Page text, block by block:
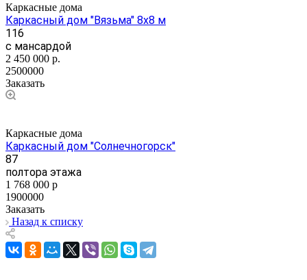
Каркасные дома
Каркасный дом "Вязьма" 8х8 м
116
с мансардой
2 450 000 р.
2500000
Заказать
Каркасные дома
Каркасный дом "Солнечногорск"
87
полтора этажа
1 768 000 р
1900000
Заказать
Назад к списку